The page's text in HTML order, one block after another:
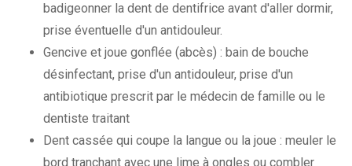
badigeonner la dent de dentifrice avant d'aller dormir,
prise éventuelle d'un antidouleur.
Gencive et joue gonflée (abcès) : bain de bouche
désinfectant, prise d'un antidouleur, prise d'un
antibiotique prescrit par le médecin de famille ou le
dentiste traitant
Dent cassée qui coupe la langue ou la joue : meuler le
bord tranchant avec une lime à ongles ou combler